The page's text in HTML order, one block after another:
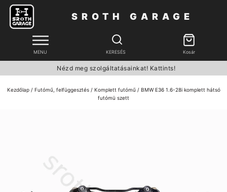
SROTH GARAGE
MENU KERESÉS Kosár
Nézd meg szolgáltatásainkat! Kattints!
Kezdőlap/ Futómű, felfüggesztés/ Komplett futómű / BMW E36 1.6-28i komplett hátsó
futómü szett